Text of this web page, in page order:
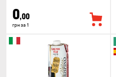
0,00
грн за 1